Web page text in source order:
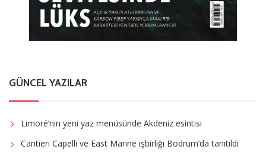
GÜNCEL YAZILAR
Limoré’nin yeni yaz menüsünde Akdeniz esintisi
Cantieri Capelli ve East Marine işbirliği Bodrum’da tanıtıldı